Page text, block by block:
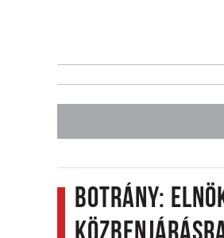
Botrány: